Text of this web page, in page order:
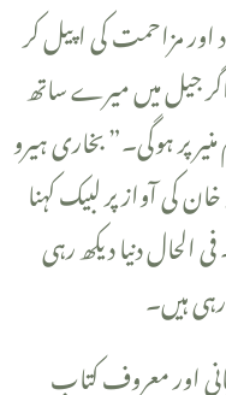
جیل میں میرے ساتھ
پر ہوگی۔” بخاری ہیرو
کی آواز پر لبیک کہنا
الحال دنیا دیکھ رہی
ہیں۔